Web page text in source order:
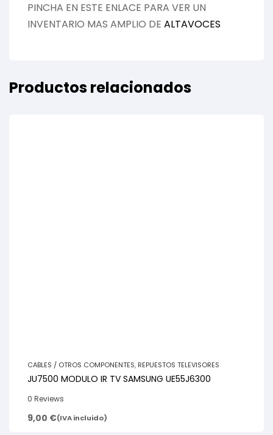
PINCHA EN ESTE ENLACE PARA VER UN
INVENTARIO MAS AMPLIO DE ALTAVOCES
Productos relacionados
CABLES / OTROS COMPONENTES, REPUESTOS TELEVISORES
JU7500 MODULO IR TV SAMSUNG UE55J6300
0 Reviews
9,00 €(IVA incluido)